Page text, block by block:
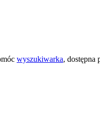
wyszukiwarka, dostępna